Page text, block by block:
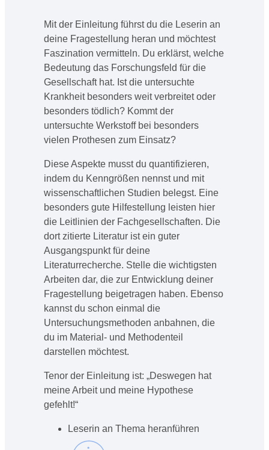
Mit der Einleitung führst du die Leserin an
deine Fragestellung heran und möchtest
Faszination vermitteln. Du erklärst, welche
Bedeutung das Forschungsfeld für die
Gesellschaft hat. Ist die untersuchte
Krankheit besonders weit verbreitet oder
besonders tödlich? Kommt der
untersuchte Werkstoff bei besonders
vielen Prothesen zum Einsatz?
Diese Aspekte musst du quantifizieren,
indem du Kenngrößen nennst und mit
wissenschaftlichen Studien belegst. Eine
besonders gute Hilfestellung leisten hier
die Leitlinien der Fachgesellschaften. Die
dort zitierte Literatur ist ein guter
Ausgangspunkt für deine
Literaturrecherche. Stelle die wichtigsten
Arbeiten dar, die zur Entwicklung deiner
Fragestellung beigetragen haben. Ebenso
kannst du schon einmal die
Untersuchungsmethoden anbahnen, die
du im Material- und Methodenteil
darstellen möchtest.
Tenor der Einleitung ist: „Deswegen hat
meine Arbeit und meine Hypothese
gefehlt!“
Leserin an Thema heranführen